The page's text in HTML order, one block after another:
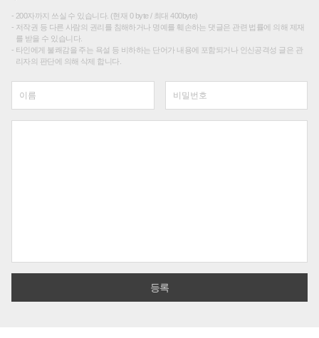
200자까지 쓰실 수 있습니다. (현재 0 byte / 최대 400byte)
저작권 등 다른 사람의 권리를 침해하거나 명예를 훼손하는 댓글은 관련 법률에 의해 제재
를 받을 수 있습니다.
타인에게 불쾌감을 주는 욕설 등 비하하는 단어가 내용에 포함되거나 인신공격성 글은 관
리자의 판단에 의해 삭제 합니다.